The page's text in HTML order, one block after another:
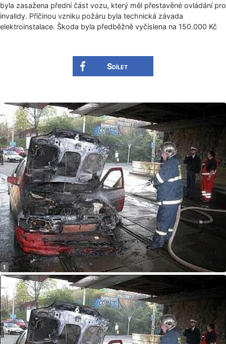
byla zasažena přední část vozu, který měl přestavěné ovládání pro
invalidy. Příčinou vzniku požáru byla technická závada
elektroinstalace. Škoda byla předběžně vyčíslena na 150.000 Kč
Sdílet